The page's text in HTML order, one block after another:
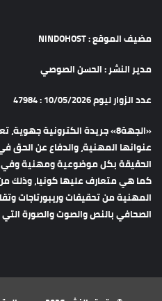
مضيف الموقع : NINDOHOST
مدير النشر : الحسن الصوصي
عدد الزوار ليوم 10/05/2026 : 47984
«الجهة8» جريدة الكترونية
عنوانها المهنية، والدفاع عن الحق
الحقيقة بكل موضوعية ومهنية وفي
كما هي متعارف عليها كونيا، وذلك
المهنية من تحقيقات وريبورتاجات
الصحافي بالنص والصوت والصورة التي